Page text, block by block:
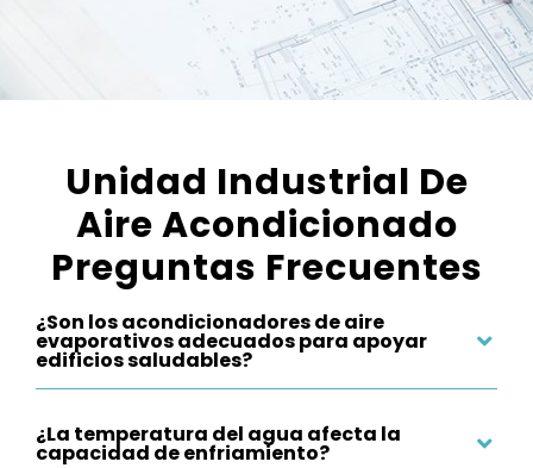
Unidad Industrial De
Aire Acondicionado
Preguntas Frecuentes
¿Son los acondicionadores de aire
evaporativos adecuados para apoyar
edificios saludables?
¿La temperatura del agua afecta la
capacidad de enfriamiento?